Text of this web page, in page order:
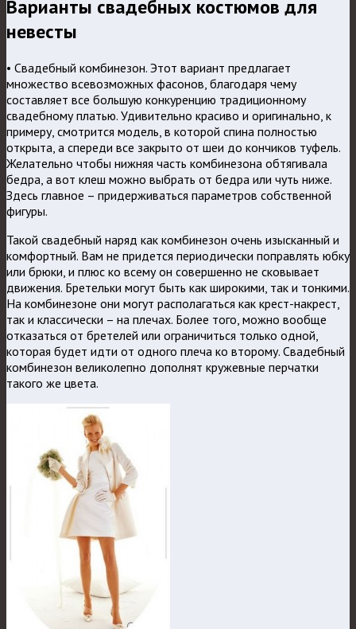
Варианты свадебных костюмов для
невесты
• Свадебный комбинезон. Этот вариант предлагает
множество всевозможных фасонов, благодаря чему
составляет все большую конкуренцию традиционному
свадебному платью. Удивительно красиво и оригинально, к
примеру, смотрится модель, в которой спина полностью
открыта, а спереди все закрыто от шеи до кончиков туфель.
Желательно чтобы нижняя часть комбинезона обтягивала
бедра, а вот клеш можно выбрать от бедра или чуть ниже.
Здесь главное – придерживаться параметров собственной
фигуры.
Такой свадебный наряд как комбинезон очень изысканный и
комфортный. Вам не придется периодически поправлять юбку
или брюки, и плюс ко всему он совершенно не сковывает
движения. Бретельки могут быть как широкими, так и тонкими.
На комбинезоне они могут располагаться как крест-накрест,
так и классически – на плечах. Более того, можно вообще
отказаться от бретелей или ограничиться только одной,
которая будет идти от одного плеча ко второму. Свадебный
комбинезон великолепно дополнят кружевные перчатки
такого же цвета.